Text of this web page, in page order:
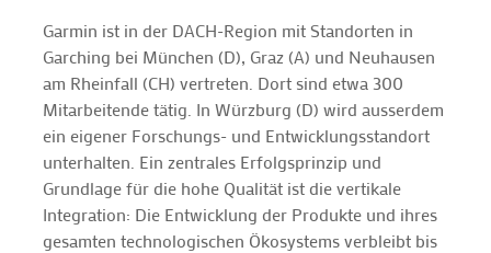
Garmin ist in der DACH-Region mit Standorten in
Garching bei München (D), Graz (A) und Neuhausen
am Rheinfall (CH) vertreten. Dort sind etwa 300
Mitarbeitende tätig. In Würzburg (D) wird ausserdem
ein eigener Forschungs- und Entwicklungsstandort
unterhalten. Ein zentrales Erfolgsprinzip und
Grundlage für die hohe Qualität ist die vertikale
Integration: Die Entwicklung der Produkte und ihres
gesamten technologischen Ökosystems verbleibt bis